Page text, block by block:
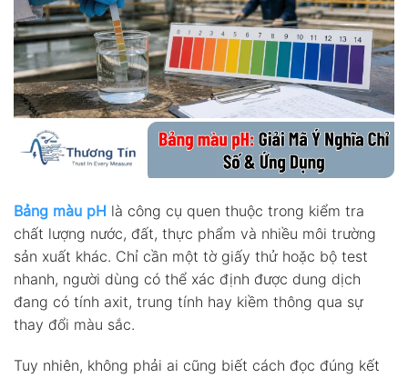
Bảng màu pH là công cụ quen thuộc trong kiểm tra
chất lượng nước, đất, thực phẩm và nhiều môi trường
sản xuất khác. Chỉ cần một tờ giấy thử hoặc bộ test
nhanh, người dùng có thể xác định được dung dịch
đang có tính axit, trung tính hay kiềm thông qua sự
thay đổi màu sắc.
Tuy nhiên, không phải ai cũng biết cách đọc đúng kết